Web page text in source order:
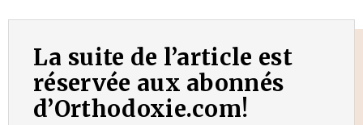
La suite de l’article est
réservée aux abonnés
d’Orthodoxie.com!